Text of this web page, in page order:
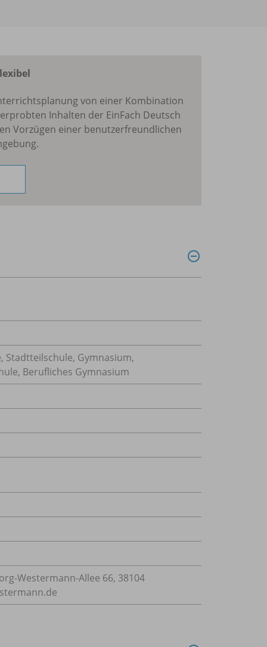
von einer Kombination
Inhalten der EinFach Deutsch
Vorzügen einer benutzerfreundlichen
Stadtteilschule, Gymnasium,
Berufliches Gymnasium
Westermann-Allee 66, 38104